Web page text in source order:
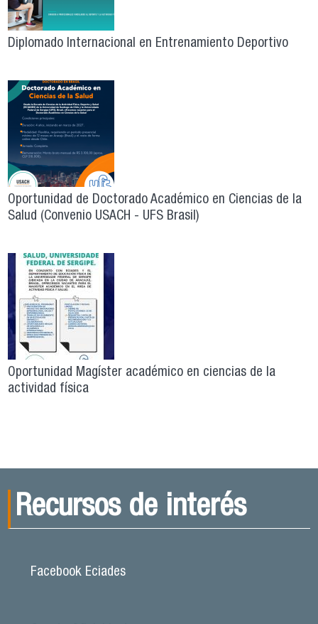
Diplomado Internacional en Entrenamiento Deportivo
Oportunidad de Doctorado Académico en Ciencias de la
Salud (Convenio USACH - UFS Brasil)
Oportunidad Magíster académico en ciencias de la
actividad física
Recursos de interés
Facebook Eciades